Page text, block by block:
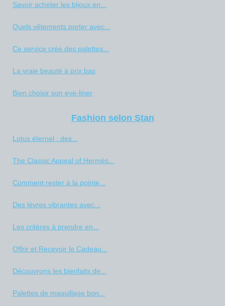
Savoir acheter les bijoux en...
Quels vêtements porter avec...
Ce service crée des palettes...
La vraie beauté à prix bas
Bien choisir son eye-liner
Fashion selon Stan
Lotus éternel : des...
The Classic Appeal of Hermès...
Comment rester à la pointe...
Des lèvres vibrantes avec...
Les critères à prendre en...
Offrir et Recevoir le Cadeau...
Découvrons les bienfaits de...
Palettes de maquillage bon...